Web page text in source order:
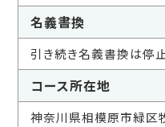
名義書換
引き続き名義書換は停
コース所在地
神奈川県相模原市緑区